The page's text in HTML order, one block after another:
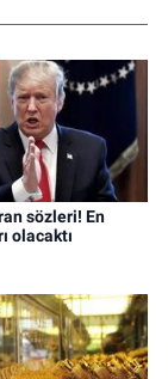
sözleri! En
olacaktı